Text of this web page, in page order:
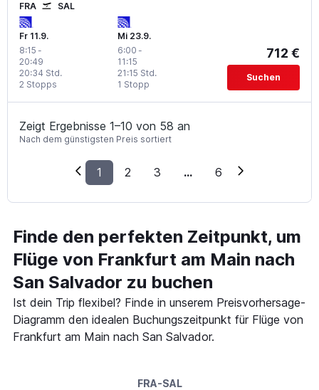
FRA SAL
Fr 11.9.
8:15 -
20:49
2 Stopps
20:34 Std.
Mi 23.9.
6:00 -
11:15
1 Stopp
21:15 Std.
712 €
Suchen
Zeigt Ergebnisse 1–10 von 58 an
Nach dem günstigsten Preis sortiert
1 2 3 ... 6
Finde den perfekten Zeitpunkt, um
Flüge von Frankfurt am Main nach
San Salvador zu buchen
Ist dein Trip flexibel? Finde in unserem Preisvorhersage-
Diagramm den idealen Buchungszeitpunkt für Flüge von
Frankfurt am Main nach San Salvador.
FRA-SAL